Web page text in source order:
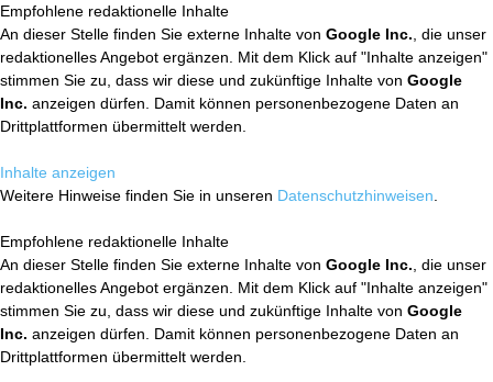
Empfohlene redaktionelle Inhalte
An dieser Stelle finden Sie externe Inhalte von Google Inc. , die unser
redaktionelles Angebot ergänzen. Mit dem Klick auf "Inhalte anzeigen"
stimmen Sie zu, dass wir diese und zukünftige Inhalte von Google
Inc. anzeigen dürfen. Damit können personenbezogene Daten an
Drittplattformen übermittelt werden.
Inhalte anzeigen
Weitere Hinweise finden Sie in unseren Datenschutzhinweisen
Empfohlene redaktionelle Inhalte
An dieser Stelle finden Sie externe Inhalte von Google Inc. , die unser
redaktionelles Angebot ergänzen. Mit dem Klick auf "Inhalte anzeigen"
stimmen Sie zu, dass wir diese und zukünftige Inhalte von Google
Inc. anzeigen dürfen. Damit können personenbezogene Daten an
Drittplattformen übermittelt werden.